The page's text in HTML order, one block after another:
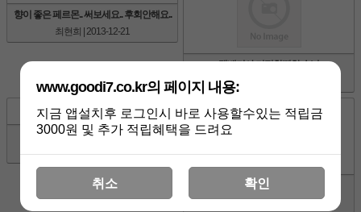
향이 좋은 페르몬.. 써보세요.. 후회안해요..
최현희
| 2013-12-21
택배기사 기절할뻔한 손님
성상현
대학교 1학년 에피소드
쭌| 2012-08-20
어제 받고 첫 사용 후 데이트 후기!
앙큼여우| 2012-04-27
www.goodi7.co.kr의 페이지 내용:
지금 앱설치후 로그인시 바로 사용할수있는 적립금
3000원 및 추가 적립혜택을 드려요
취소 확인